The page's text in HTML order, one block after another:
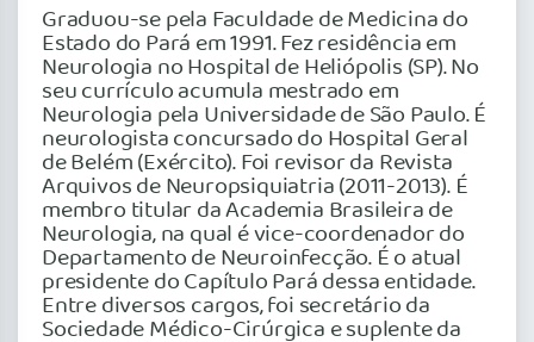
Graduou-se pela Faculdade de Medicina do
Estado do Pará em 1991. Fez residência em
Neurologia no Hospital de Heliópolis (SP). No
seu currículo acumula mestrado em
Neurologia pela Universidade de São Paulo. É
neurologista concursado do Hospital Geral
de Belém (Exército). Foi revisor da Revista
Arquivos de Neuropsiquiatria (2011-2013). É
membro titular da Academia Brasileira de
Neurologia, na qual é vice-coordenador do
Departamento de Neuroinfecção. É o atual
presidente do Capítulo Pará dessa entidade.
Entre diversos cargos, foi secretário da
Sociedade Médico-Cirúrgica e suplente da